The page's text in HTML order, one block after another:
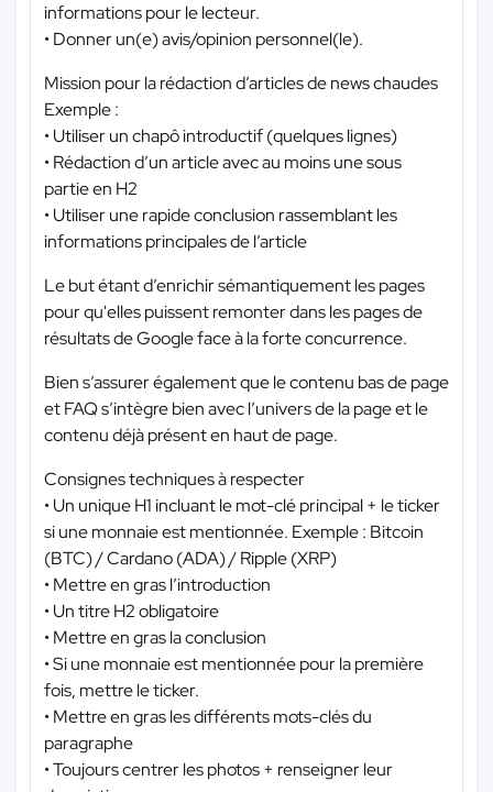
informations pour le lecteur.
• Donner un(e) avis/opinion personnel(le).
Mission pour la rédaction d’articles de news chaudes
Exemple :
• Utiliser un chapô introductif (quelques lignes)
• Rédaction d’un article avec au moins une sous
partie en H2
• Utiliser une rapide conclusion rassemblant les
informations principales de l’article
Le but étant d’enrichir sémantiquement les pages
pour qu'elles puissent remonter dans les pages de
résultats de Google face à la forte concurrence.
Bien s’assurer également que le contenu bas de page
et FAQ s’intègre bien avec l’univers de la page et le
contenu déjà présent en haut de page.
Consignes techniques à respecter
• Un unique H1 incluant le mot-clé principal + le ticker
si une monnaie est mentionnée. Exemple : Bitcoin
(BTC) / Cardano (ADA) / Ripple (XRP)
• Mettre en gras l’introduction
• Un titre H2 obligatoire
• Mettre en gras la conclusion
• Si une monnaie est mentionnée pour la première
fois, mettre le ticker.
• Mettre en gras les différents mots-clés du
paragraphe
• Toujours centrer les photos + renseigner leur